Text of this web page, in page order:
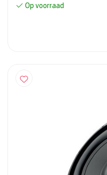
Op voorraad